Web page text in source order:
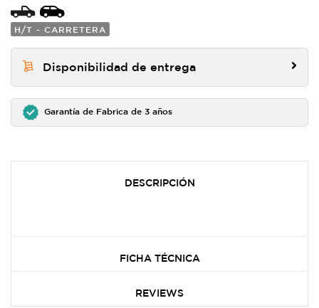
H/T - CARRETERA
Disponibilidad de entrega
Garantía de Fabrica de 3 años
DESCRIPCIÓN
FICHA TÉCNICA
REVIEWS